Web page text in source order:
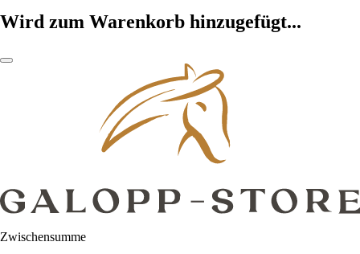
Wird zum Warenkorb hinzugefügt...
Zwischensumme